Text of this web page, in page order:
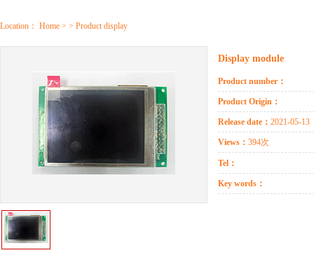
Location： Home > > Product display
Display module
Product number：
Product Origin：
Release date： 2021-05-13
Views： 394次
Tel：
Key words：